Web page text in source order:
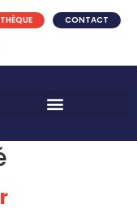
CONTACT